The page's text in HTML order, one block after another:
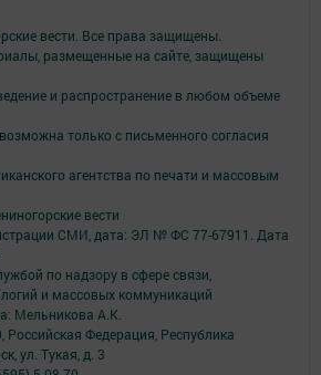
вести. Все права защищены.
размещенные на сайте, защищены
и распространение в любом объеме
только с письменного согласия
агентства по печати и массовым
вести
СМИ, дата: ЭЛ № ФС 77-67911. Дата
по надзору в сфере связи,
и массовых коммуникаций
Мельникова А.К.
Российская Федерация, Республика
ул. Тукая, д. 3